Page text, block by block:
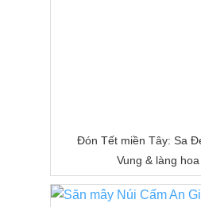
Đón Tết miền Tây: Sa
Vung & làng